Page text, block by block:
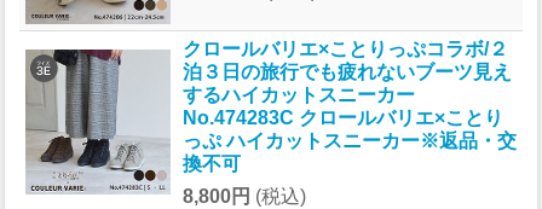
クロールバリエ×ことりっぷコラボ/２
泊３日の旅行でも疲れないブーツ見え
するハイカットスニーカー
No.474283C クロールバリエ×ことり
っぷ ハイカットスニーカー※返品・交
換不可
8,800円 (税込)